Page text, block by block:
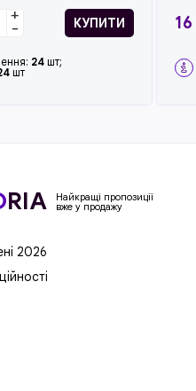
+
- КУПИТИ
24 шт;
шт
16
RIA Найкращі пропозиції
вже у продажу
2026